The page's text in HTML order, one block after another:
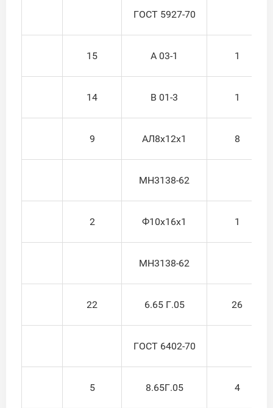
ГОСТ 5927-70
15 А 03-1 1
14 В 01-3 1
9 АЛ8х12х1 8
МН3138-62
2 Ф10x16x1 1
МН3138-62
22 6.65 Г.05 26
ГОСТ 6402-70
5 8.65Г.05 4